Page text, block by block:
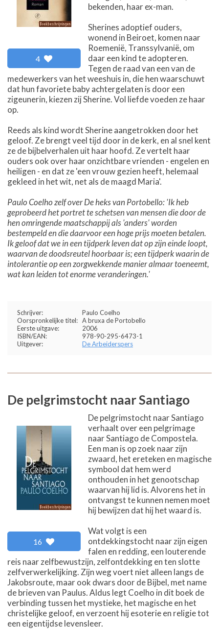
4
bekenden, haar ex-man.
Sherines adoptief ouders,
wonend in Beiroet, komen naar
Roemenië, Transsylvanië, om
daar een kind te adopteren.
Tegen de raad van een van de
medewerkers van het weeshuis in, die hen waarschuwt
dat hun favoriete baby achtergelaten is door een
zigeunerin, kiezen zij Sherine. Vol liefde voeden ze haar
op.
Reeds als kind wordt Sherine aangetrokken door het
geloof. Ze brengt veel tijd door in de kerk, en al snel kent
ze de bijbelverhalen uit haar hoofd. Ze vertelt haar
ouders ook over haar onzichtbare vrienden - engelen en
heiligen - en dat ze 'een vrouw gezien heeft, helemaal
gekleed in het wit, net als de maagd Maria'.
Paulo Coelho zelf over De heks van Portobello: 'Ik heb
geprobeerd het portret te schetsen van mensen die door de
hen omringende maatschappij als 'anders' worden
bestempeld en die daarvoor een hoge prijs moeten betalen.
Ik geloof dat we in een tijdperk leven dat op zijn einde loopt,
waarvan de doodsreutel hoorbaar is; een tijdperk waarin de
intolerantie op een zorgwekkende manier almaar toeneemt,
wat kan leiden tot enorme veranderingen.'
Schrijver:
Paulo Coelho
Oorspronkelijke titel: A bruxa de Portobello
Eerste uitgave:
2006
ISBN/EAN:
978-90-295-6473-1
Uitgever:
De Arbeiderspers
De pelgrimstocht naar Santiago
16
De pelgrimstocht naar Santiago
verhaalt over een pelgrimage
naar Santiago de Compostela.
Een man is op zoek naar zijn
zwaard, het ereteken en magische
symbool dat hem werd
onthouden in het genootschap
waarvan hij lid is. Alvorens het in
ontvangst te kunnen nemen moet
hij bewijzen dat hij het waard is.
Wat volgt is een
ontdekkingstocht naar zijn eigen
falen en redding, een louterende
reis naar zelfbewustzijn, zelfontdekking en ten slotte
zelfverwerkelijking. Zijn weg voert niet alleen langs de
Jakobsroute, maar ook dwars door de Bijbel, met name
de brieven van Paulus. Aldus legt Coelho in dit boek de
verbinding tussen het mystieke, het magische en het
christelijke geloof, en verzoent hij esoterie en religie tot
een eigentijdse levensleer.